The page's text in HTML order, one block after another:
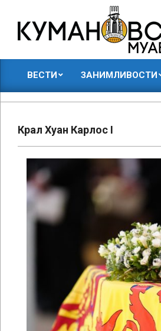
content
МУАБЕТИ
ВЕСТИ ЗАНИМЛИВОСТИ
Крал Хуан Карлос I